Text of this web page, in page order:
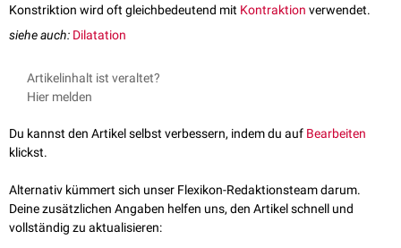
Konstriktion wird oft gleichbedeutend mit Kontraktion verwendet.
siehe auch: Dilatation
Artikelinhalt ist veraltet?
Hier melden
Du kannst den Artikel selbst verbessern, indem du auf Bearbeiten
klickst.
Alternativ kümmert sich unser Flexikon-Redaktionsteam darum.
Deine zusätzlichen Angaben helfen uns, den Artikel schnell und
vollständig zu aktualisieren: